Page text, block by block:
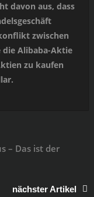
davon aus, dass
zwischen
die Alibaba-Aktie
zu kaufen
– Das ist der
nächster Artikel